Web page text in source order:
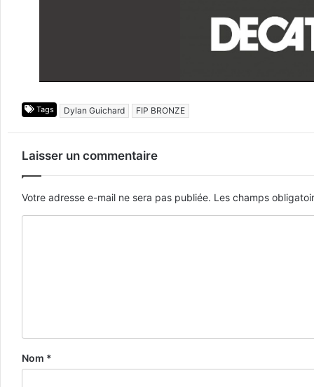
Tags Dylan Guichard FIP BRONZE
Laisser un commentaire
Votre adresse e-mail ne sera pas publiée. Les champs
Nom *